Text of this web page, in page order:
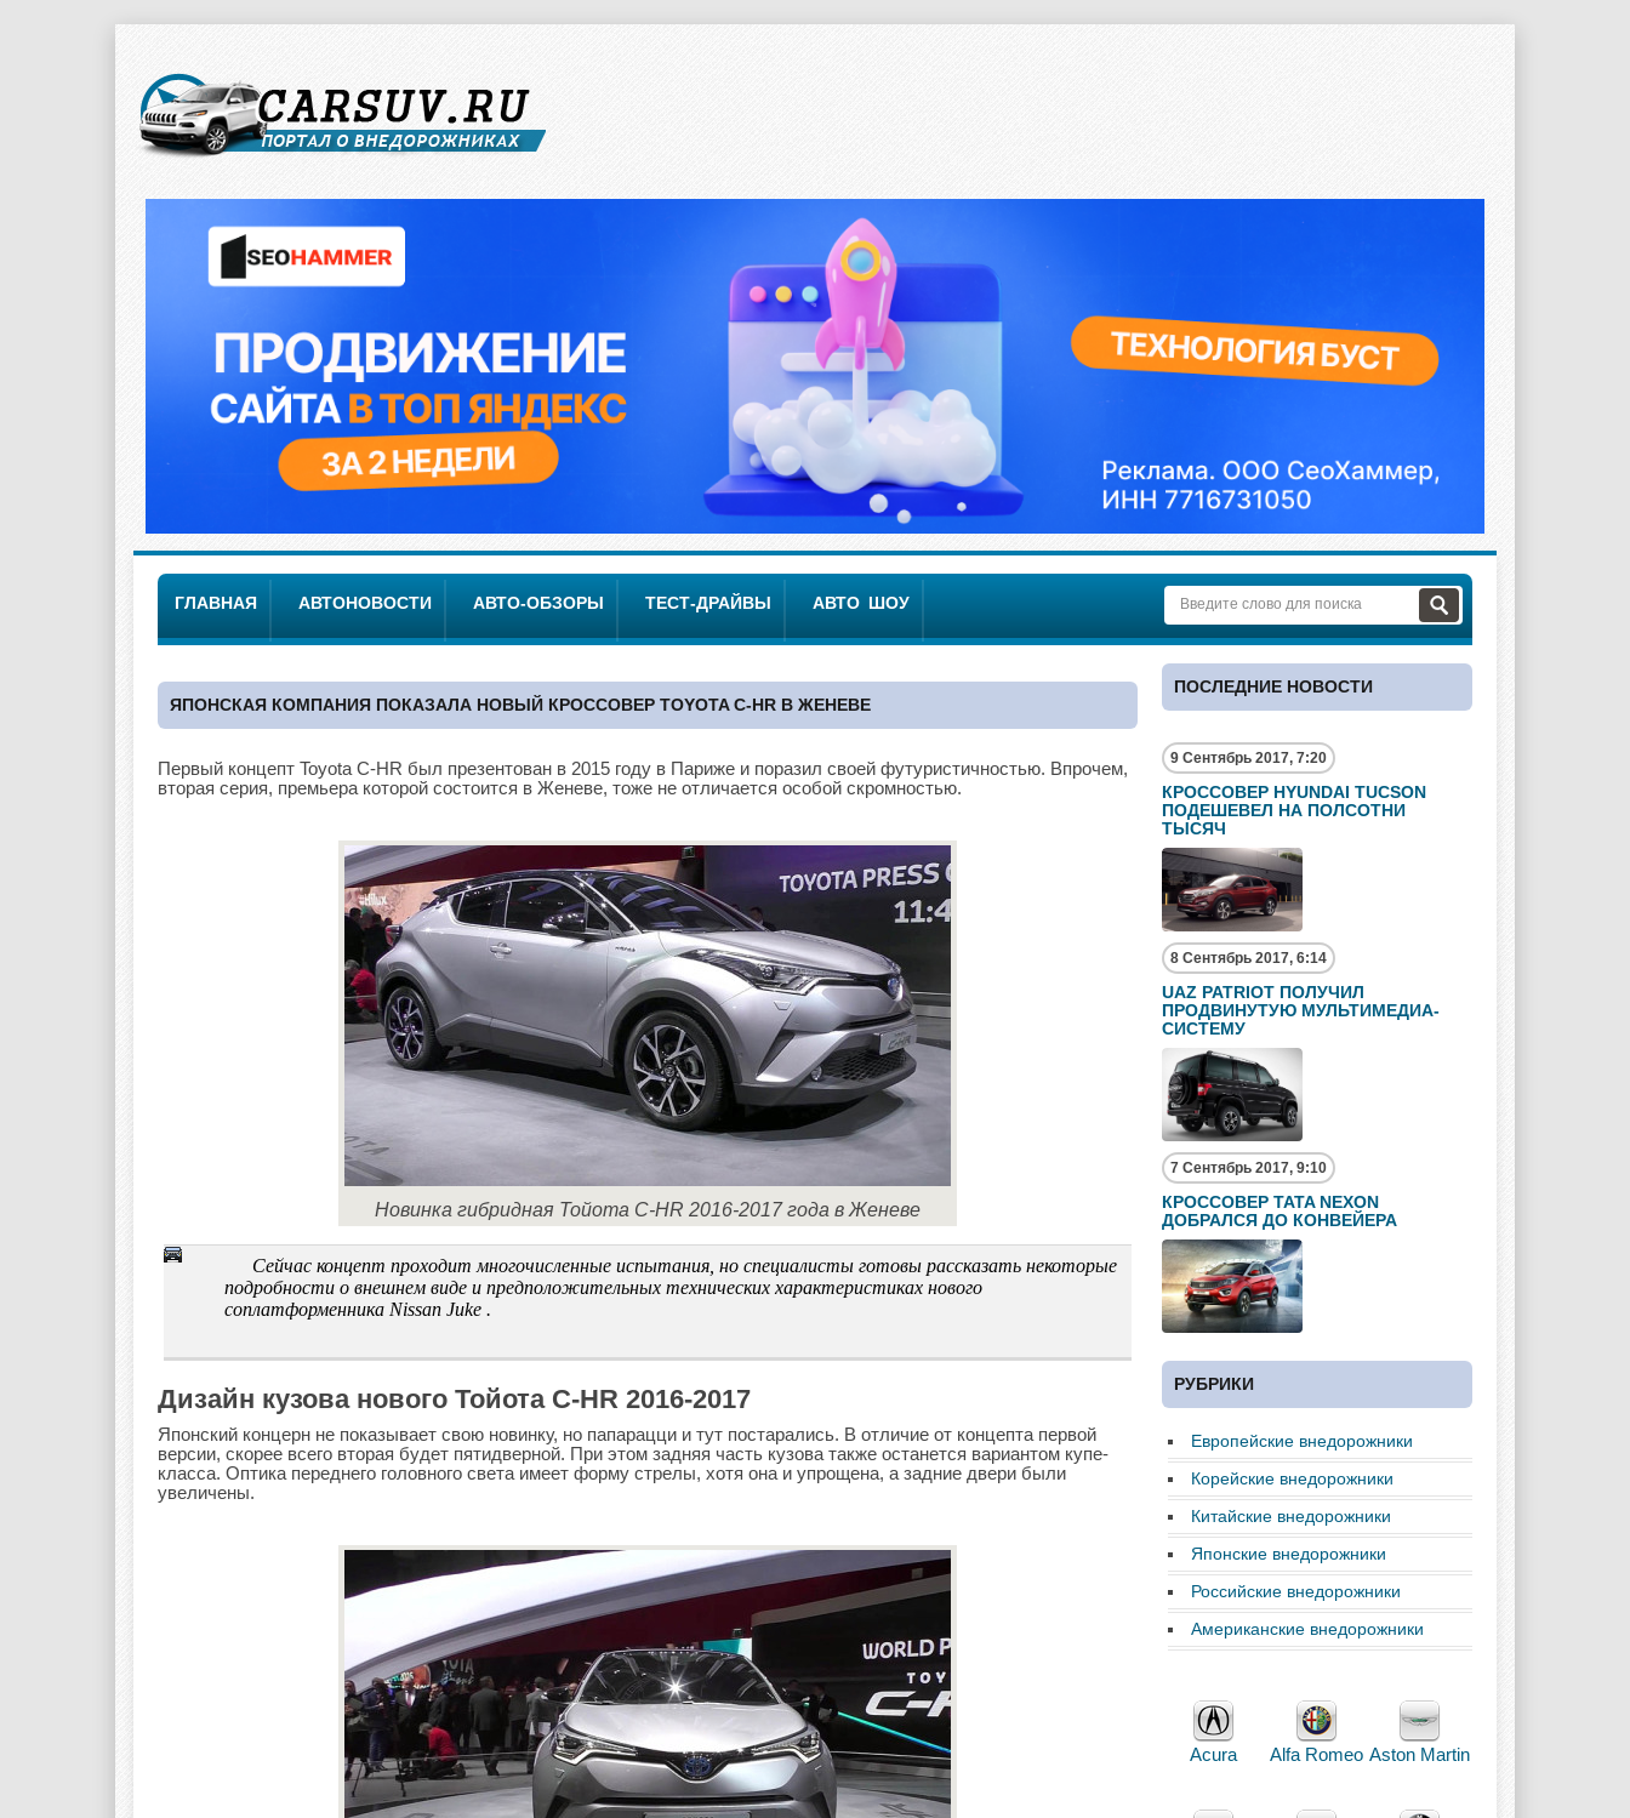
ГЛАВНАЯ АВТОНОВОСТИ АВТО-ОБЗОРЫ ТЕСТ-ДРАЙВЫ АВТО ШОУ
ЯПОНСКАЯ КОМПАНИЯ ПОКАЗАЛА НОВЫЙ КРОССОВЕР TOYOTA C-HR В ЖЕНЕВЕ
Первый концепт Toyota C-HR был презентован в 2015 году в Париже и поразил своей футуристичностью. Впрочем,
вторая серия, премьера которой состоится в Женеве, тоже не отличается особой скромностью.
Новинка гибридная Тойота C-HR 2016-2017 года в Женеве
Сейчас концепт проходит многочисленные испытания, но специалисты готовы рассказать некоторые
подробности о внешнем виде и предположительных технических характеристиках нового
соплатформенника Nissan Juke .
Дизайн кузова нового Тойота C-HR 2016-2017
Японский концерн не показывает свою новинку, но папарацци и тут постарались. В отличие от концепта первой
версии, скорее всего вторая будет пятидверной. При этом задняя часть кузова также останется вариантом купе-
класса. Оптика переднего головного света имеет форму стрелы, хотя она и упрощена, а задние двери были
увеличены.
ПОСЛЕДНИЕ НОВОСТИ
9 Сентябрь 2017, 7:20
КРОССОВЕР HYUNDAI TUCSON
ПОДЕШЕВЕЛ НА ПОЛСОТНИ
ТЫСЯЧ
8 Сентябрь 2017, 6:14
UAZ PATRIOT ПОЛУЧИЛ
ПРОДВИНУТУЮ МУЛЬТИМЕДИА-
СИСТЕМУ
7 Сентябрь 2017, 9:10
КРОССОВЕР TATA NEXON
ДОБРАЛСЯ ДО КОНВЕЙЕРА
РУБРИКИ
Европейские внедорожники
Корейские внедорожники
Китайские внедорожники
Японские внедорожники
Российские внедорожники
Американские внедорожники
Acura Alfa Romeo Aston Martin